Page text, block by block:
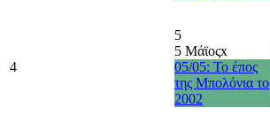
4
5
5 Μάϊοςx
05/05: Το έπος
της Μπολόνια το
2002